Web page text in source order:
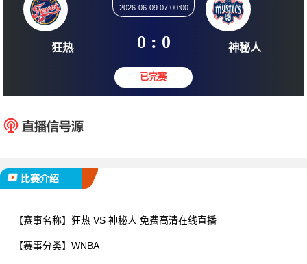
狂热
2026-06-09 07:00:00
0 : 0 神
比赛介绍
【赛事名称】 狂热 VS 神秘人 免费高清在线直播
【赛事分类】 WNBA